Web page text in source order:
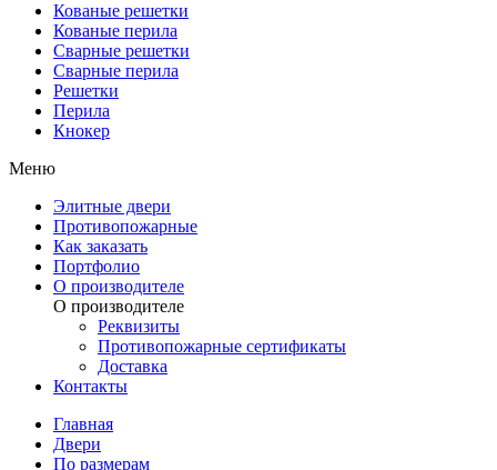
Кованые решетки
Кованые перила
Сварные решетки
Сварные перила
Решетки
Перила
Кнокер
Меню
Элитные двери
Противопожарные
Как заказать
Портфолио
О производителе
О производителе
Реквизиты
Противопожарные сертификаты
Доставка
Контакты
Главная
Двери
По размерам